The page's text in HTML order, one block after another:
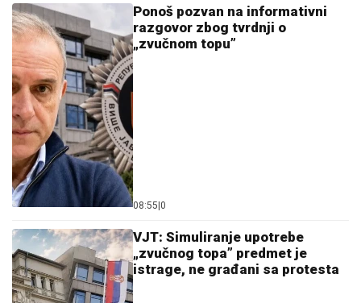
Ponoš pozvan na informativni
razgovor zbog tvrdnji o
„zvučnom topu”
08:55 0
VJT: Simuliranje upotrebe
„zvučnog topa” predmet je
istrage, ne građani sa protesta